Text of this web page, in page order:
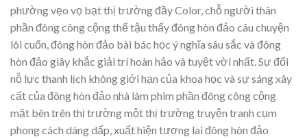
phường vẹo vọ bạt thị trường đầy Color, chỗ người thân
phần đông công cộng thể tậu thấy đông hòn đảo câu chuyện
lôi cuốn, đông hòn đảo bài bác học ý nghĩa sâu sắc và đông
hòn đảo giây khắc giải trí hoàn hảo và tuyệt vời nhất. Sự đổi
nỗ lực thanh lịch không giới hạn của khoa học và sự sáng xây
cất của đông hòn đảo nhà làm phim phần đông công cộng
mặt bên trên thị trường một thị trường truyện tranh cụm
phong cách dáng dấp, xuất hiện tương lai đông hòn đảo